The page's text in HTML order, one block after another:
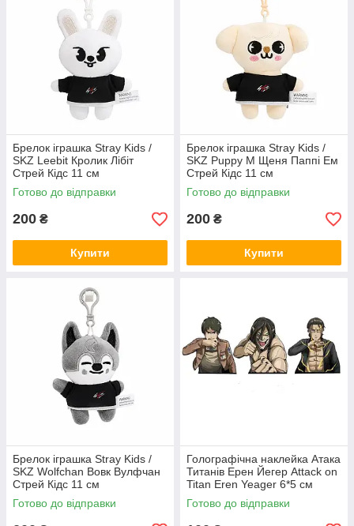
Брелок іграшка Stray Kids /
SKZ Leebit Кролик Лібіт
Стрей Кідс 11 см
Готово до відправки
200 ₴
Купити
Брелок іграшка Stray Kids /
SKZ Puppy M Щеня Паппі Ем
Стрей Кідс 11 см
Готово до відправки
200 ₴
Купити
Брелок іграшка Stray Kids /
SKZ Wolfchan Вовк Вулфчан
Стрей Кідс 11 см
Готово до відправки
Голографічна наклейка Атака
Титанів Ерен Йегер Attack on
Titan Eren Yeager 6*5 см
Готово до відправки